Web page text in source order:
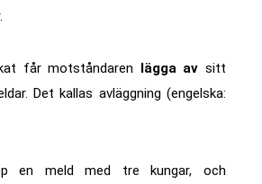
får motståndaren lägga av sitt
Det kallas avläggning (engelska:
en meld med tre kungar, och